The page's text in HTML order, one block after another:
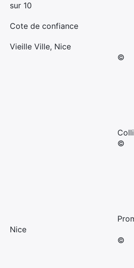
sur 10
Cote de confiance
Vieille Ville, Nice
©
Colline du
©
Promenade
Nice
©